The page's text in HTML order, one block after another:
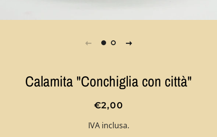
Calamita "Conchiglia con città"
Prezzo
listino
Prezzo
€2,00
IVA inclusa.